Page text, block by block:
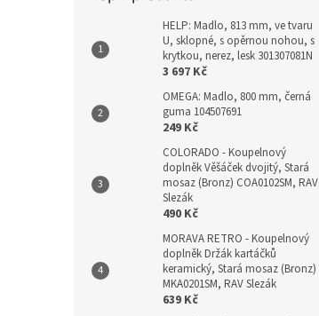
HELP: Madlo, 813 mm, ve tvaru
U, sklopné, s opěrnou nohou, s
krytkou, nerez, lesk 301307081N
3 697 Kč
OMEGA: Madlo, 800 mm, černá
guma 104507691
249 Kč
COLORADO - Koupelnový
doplněk Věšáček dvojitý, Stará
mosaz (Bronz) COA0102SM, RAV
Slezák
490 Kč
MORAVA RETRO - Koupelnový
doplněk Držák kartáčků
keramický, Stará mosaz (Bronz)
MKA0201SM, RAV Slezák
639 Kč